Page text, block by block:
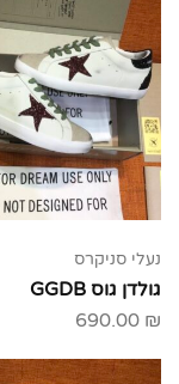
נעלי סניקרס
גולדן גוס GGDB
690.00 ₪